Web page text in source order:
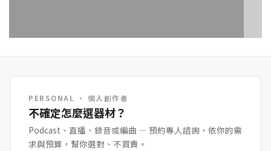
PERSONAL · 個人創作者
不確定怎麼選器材？
Podcast、直播、錄音或編曲 — 預約專人諮詢，依你的需
求與預算，幫你選對、不買貴。